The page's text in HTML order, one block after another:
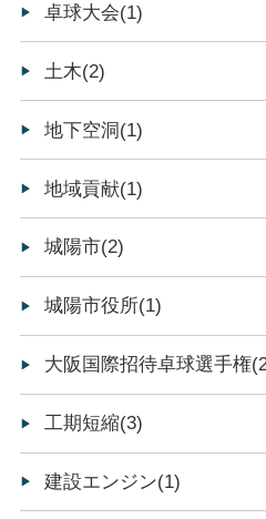
卓球大会(1)
土木(2)
地下空洞(1)
地域貢献(1)
城陽市(2)
城陽市役所(1)
大阪国際招待卓球選手権
工期短縮(3)
建設エンジン(1)